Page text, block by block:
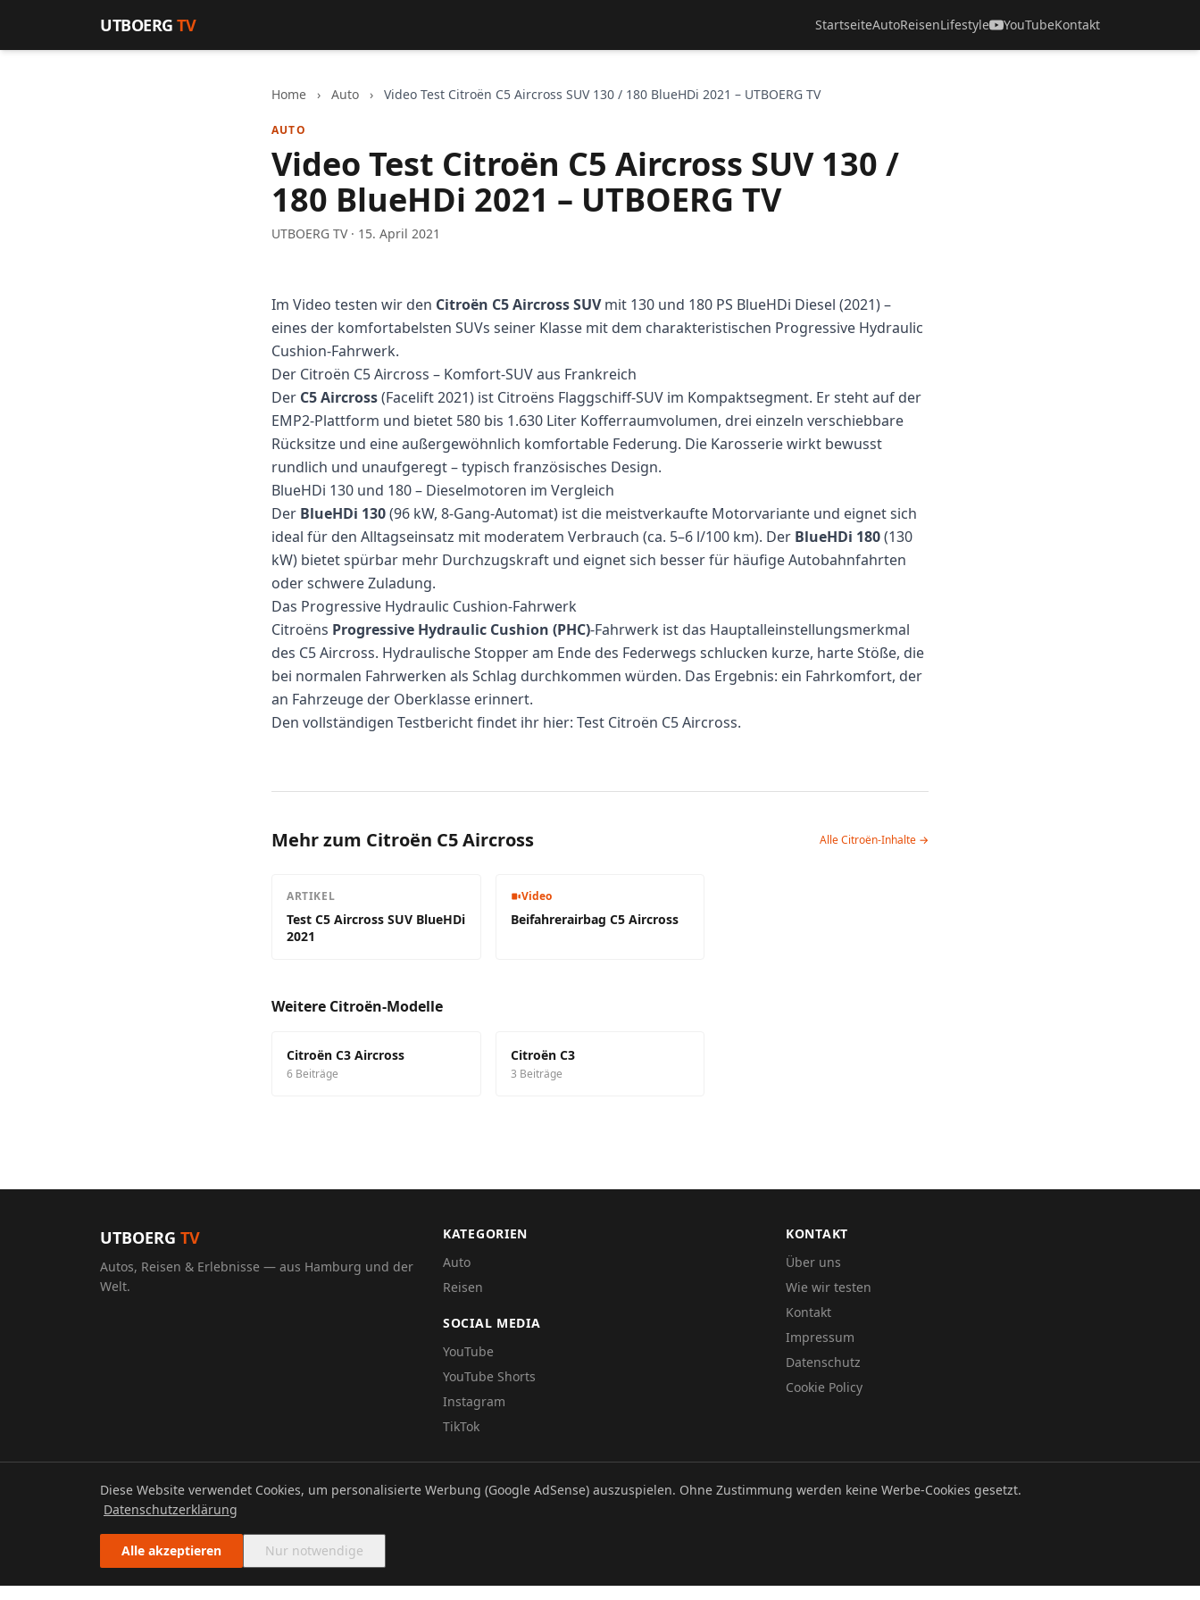
UTBOERGTV StartseiteAutoReisenLifestyle YouTubeKontakt
Home › Auto › Video Test Citroën C5 Aircross SUV 130 / 180 BlueHDi 2021 – UTBOERG TV
AUTO
Video Test Citroën C5 Aircross SUV 130 /
180 BlueHDi 2021 – UTBOERG TV
UTBOERG TV · 15. April 2021
Im Video testen wir den Citroën C5 Aircross SUVmit 130 und 180 PS BlueHDi Diesel (2021) –
eines der komfortabelsten SUVs seiner Klasse mit dem charakteristischen Progressive Hydraulic
Cushion-Fahrwerk.
Der Citroën C5 Aircross – Komfort-SUV aus Frankreich
Der C5 Aircross(Facelift 2021) ist Citroëns Flaggschiff-SUV im Kompaktsegment. Er steht auf der
EMP2-Plattform und bietet 580 bis 1.630 Liter Kofferraumvolumen, drei einzeln verschiebbare
Rücksitze und eine außergewöhnlich komfortable Federung. Die Karosserie wirkt bewusst
rundlich und unaufgeregt – typisch französisches Design.
BlueHDi 130 und 180 – Dieselmotoren im Vergleich
Der BlueHDi 130(96 kW, 8-Gang-Automat) ist die meistverkaufte Motorvariante und eignet sich
ideal für den Alltagseinsatz mit moderatem Verbrauch (ca. 5–6 l/100 km). Der BlueHDi 180(130
kW) bietet spürbar mehr Durchzugskraft und eignet sich besser für häufige Autobahnfahrten
oder schwere Zuladung.
Das Progressive Hydraulic Cushion-Fahrwerk
Citroëns Progressive Hydraulic Cushion (PHC)-Fahrwerk ist das Hauptalleinstellungsmerkmal
des C5 Aircross. Hydraulische Stopper am Ende des Federwegs schlucken kurze, harte Stöße, die
bei normalen Fahrwerken als Schlag durchkommen würden. Das Ergebnis: ein Fahrkomfort, der
an Fahrzeuge der Oberklasse erinnert.
Den vollständigen Testbericht findet ihr hier: Test Citroën C5 Aircross.
Mehr zum Citroën C5 Aircross Alle Citroën-Inhalte →
ARTIKEL
Test C5 Aircross SUV BlueHDi
2021
Video
Beifahrerairbag C5 Aircross
Weitere Citroën-Modelle
Citroën C3 Aircross
6 Beiträge
Citroën C3
3 Beiträge
UTBOERG TV
Autos, Reisen & Erlebnisse — aus Hamburg und der
Welt.
KATEGORIEN
Auto
Reisen
SOCIAL MEDIA
YouTube
YouTube Shorts
Instagram
TikTok
KONTAKT
Über uns
Wie wir testen
Kontakt
Impressum
Datenschutz
Cookie Policy
© 2026 UTBOERG TV DatenschutzImpressum
Diese Website verwendet Cookies, um personalisierte Werbung (Google AdSense) auszuspielen. Ohne Zustimmung werden keine Werbe-Cookies gesetzt.
Datenschutzerklärung
Alle akzeptieren Nur notwendige